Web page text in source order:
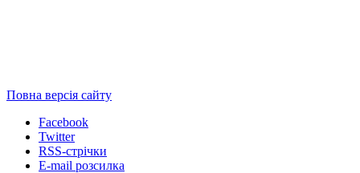
Повна версія сайту
Facebook
Twitter
RSS-стрічки
E-mail розсилка